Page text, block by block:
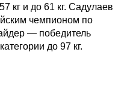
кг и до 61 кг. Садулаев
чемпионом по
— победитель
до 97 кг.